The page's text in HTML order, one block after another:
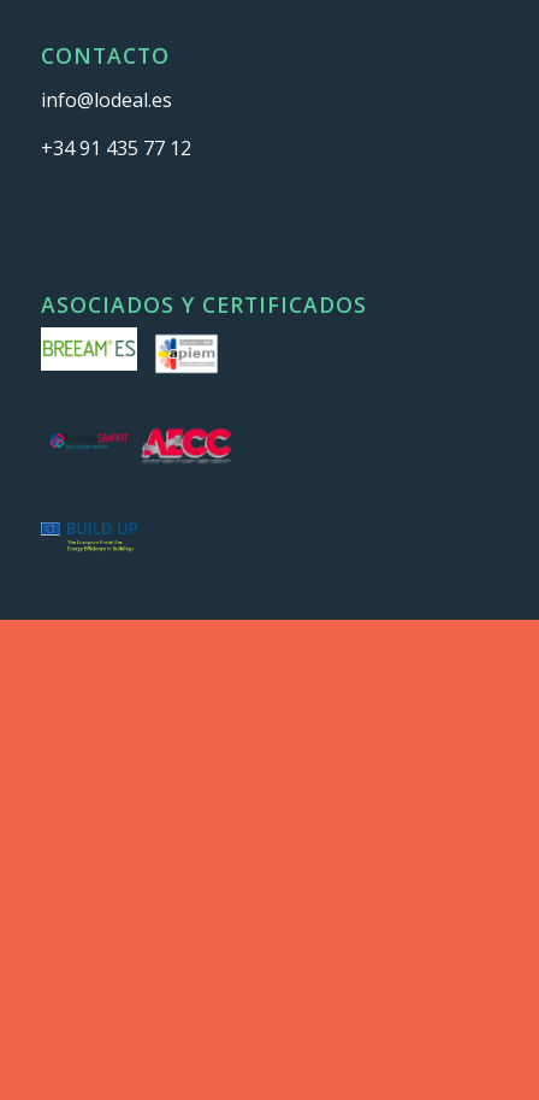
CONTACTO
info@lodeal.es
+34 91 435 77 12
ASOCIADOS Y CERTIFICADOS